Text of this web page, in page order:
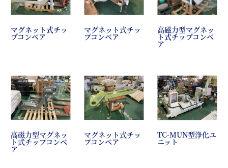
マグネット式チッ
プコンベア
マグネット式チッ
プコンベア
高磁力型マグネッ
ト式チップコンベ
ア
高磁力型マグネッ
ト式チップコンベ
ア
マグネット式チッ
プコンベア
TC-MUN型浄化ユ
ニット